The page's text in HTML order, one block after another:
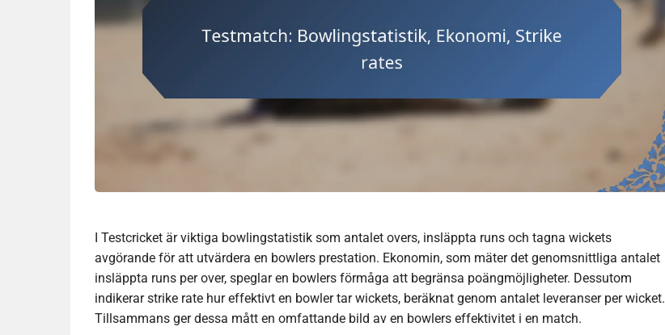
I Testcricket är viktiga bowlingstatistik som antalet overs, insläppta runs och tagna wickets
avgörande för att utvärdera en bowlers prestation. Ekonomin, som mäter det genomsnittliga antalet
insläppta runs per over, speglar en bowlers förmåga att begränsa poängmöjligheter. Dessutom
indikerar strike rate hur effektivt en bowler tar wickets, beräknat genom antalet leveranser per wicket.
Tillsammans ger dessa mått en omfattande bild av en bowlers effektivitet i en match.